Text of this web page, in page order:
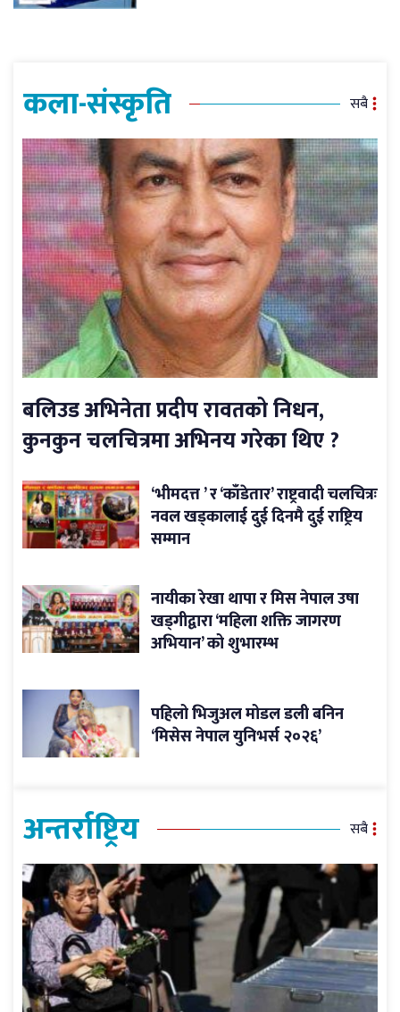
कला-संस्कृति सबै
बलिउड अभिनेता प्रदीप रावतको निधन,
कुनकुन चलचित्रमा अभिनय गरेका थिए ?
‘भीमदत्त ’ र ‘काँडेतार’ राष्ट्रवादी चलचित्रः
नवल खड्कालाई दुई दिनमै दुई राष्ट्रिय
सम्मान
नायीका रेखा थापा र मिस नेपाल उषा
खड्गीद्वारा ‘महिला शक्ति जागरण
अभियान’ को शुभारम्भ
पहिलो भिजुअल मोडल डली बनिन
‘मिसेस नेपाल युनिभर्स २०२६’
अन्तर्राष्ट्रिय सबै